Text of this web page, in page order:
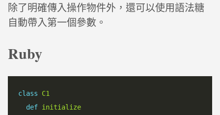
除了明確傳入操作物件外，還可以使用語法糖
自動帶入第一個參數。
Ruby
class
C1
def initialize